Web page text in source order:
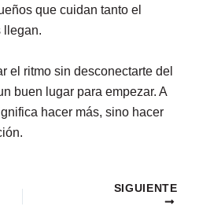
que cuidan tanto el
llegan.
el ritmo sin desconectarte del
buen lugar para empezar. A
hacer más, sino hacer
SIGUIENTE